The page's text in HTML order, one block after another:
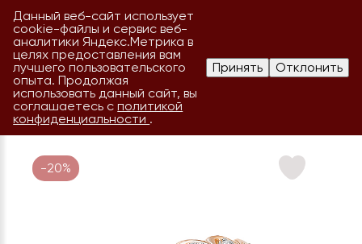
-20%
Данный веб-сайт использует
cookie-файлы и сервис веб-
аналитики Яндекс.Метрика в
целях предоставления вам
лучшего пользовательского
опыта. Продолжая
использовать данный сайт, вы
соглашаетесь сполитикой
конфиденциальности .
Принять Отклонить